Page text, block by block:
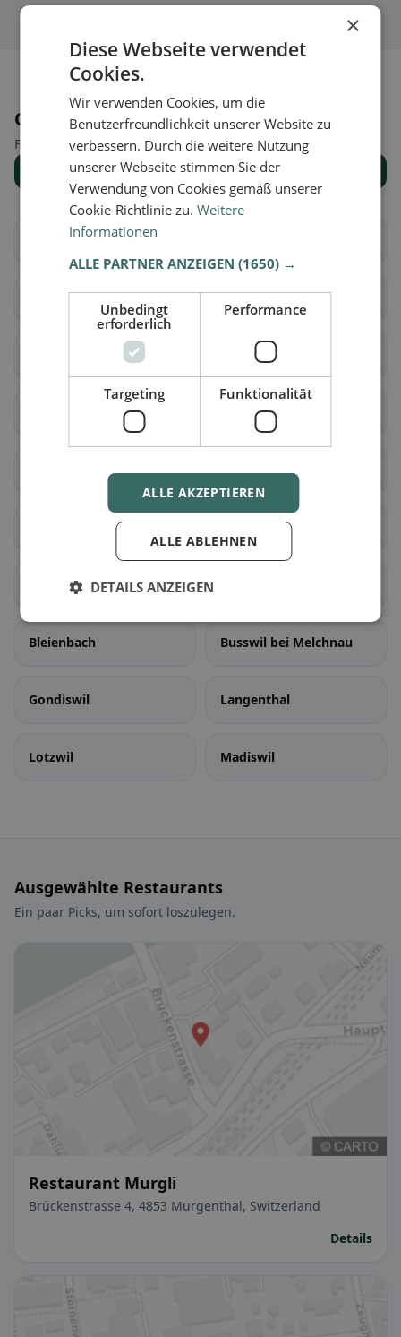
Orte in der Nähe
Finde den passenden Ort für deine Restaurantsuche.
Alle Orte anzeigen
Aarberg
Grossaffoltern Kallnach
Radelfingen
Rapperswil (BE) Schüpfen
Aarwangen
Auswil
Bleienbach Busswil bei Melchnau
Gondiswil Langenthal
Lotzwil Madiswil
Ausgewählte Restaurants
Ein paar Picks, um sofort loszulegen.
Restaurant Murgli
Brückenstrasse 4, 4853 Murgenthal, Switzerland
Details
×
Diese Webseite verwendet
Cookies.
Wir verwenden Cookies, um die
Benutzerfreundlichkeit unserer Website zu
verbessern. Durch die weitere Nutzung
unserer Webseite stimmen Sie der
Verwendung von Cookies gemäß unserer
Cookie-Richtlinie zu.Weitere
Informationen
ALLE PARTNER ANZEIGEN(1650) →
Unbedingt
erforderlich
Performance
Targeting Funktionalität
ALLE AKZEPTIEREN
ALLE ABLEHNEN
DETAILS ANZEIGEN